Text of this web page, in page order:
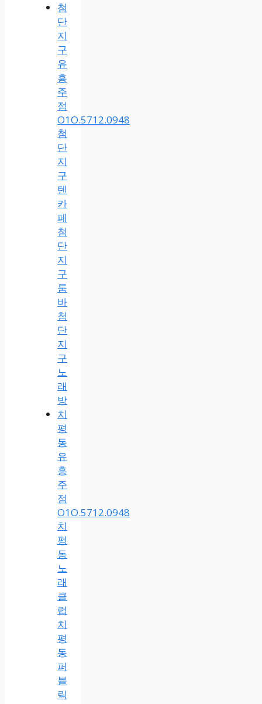
첨
단
지
구
유
흥
주
점
O1O.5712.0948
첨
단
지
구
텐
카
페
첨
단
지
구
룸
바
첨
단
지
구
노
래
방
치
평
동
유
흥
주
점
O1O.5712.0948
치
평
동
노
래
클
럽
치
평
동
퍼
블
릭